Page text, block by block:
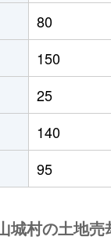
80
150
25
140
95